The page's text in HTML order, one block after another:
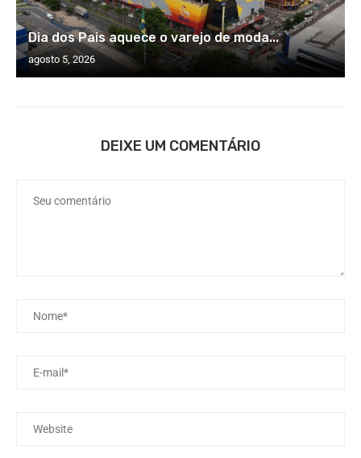
Dia dos Pais aquece o varejo de moda...
agosto 5, 2026
DEIXE UM COMENTÁRIO